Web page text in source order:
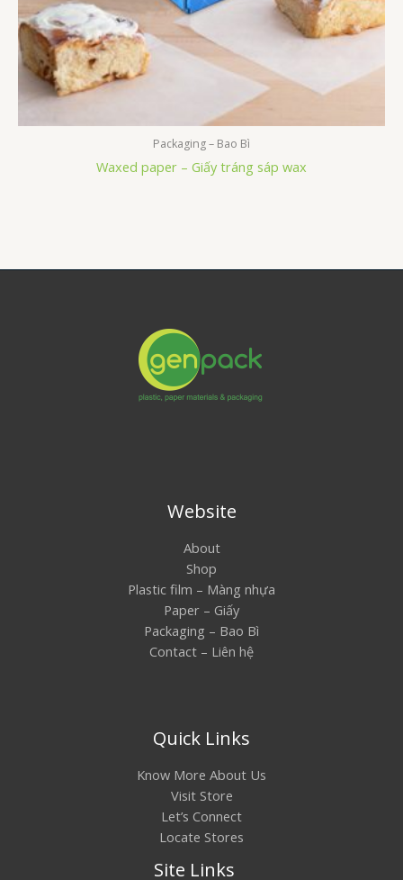
Packaging – Bao Bì
Waxed paper – Giấy tráng sáp wax
Website
About
Shop
Plastic film – Màng nhựa
Paper – Giấy
Packaging – Bao Bì
Contact – Liên hệ
Quick Links
Know More About Us
Visit Store
Let’s Connect
Locate Stores
Site Links